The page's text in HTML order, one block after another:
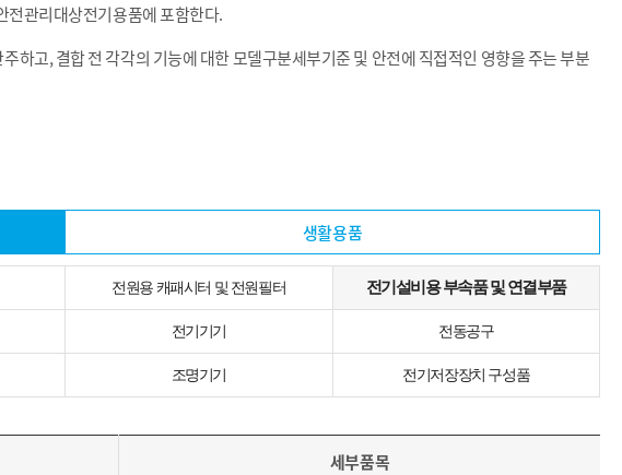
전관리대상전기용품에 포함한다.
고, 결합 전 각각의 기능에 대한 모델구분세부기준 및 안전에 직접적인 영향을 주는 부분
생활용품
전원용 캐패시터 및 전원필터 전기설비용 부속품 및 연결부품
전기기기 전동공구
조명기기 전기저장장치 구성품
세부품목